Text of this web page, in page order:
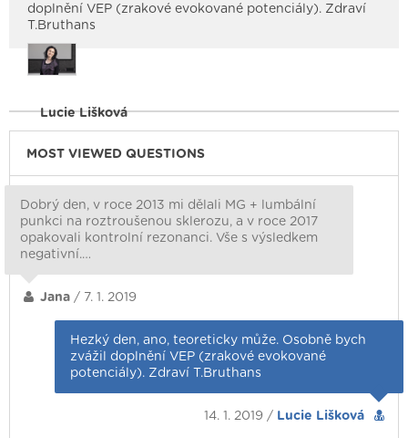
doplnění VEP (zrakové evokované potenciály). Zdraví
T.Bruthans
Lucie Lišková
MOST VIEWED QUESTIONS
Dobrý den, v roce 2013 mi dělali MG + lumbální
punkci na roztroušenou sklerozu, a v roce 2017
opakovali kontrolní rezonanci. Vše s výsledkem
negativní.…
Jana / 7. 1. 2019
Hezký den, ano, teoreticky může. Osobně bych
zvážil doplnění VEP (zrakové evokované
potenciály). Zdraví T.Bruthans
14. 1. 2019 / Lucie Lišková